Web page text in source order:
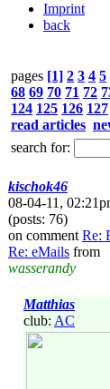
Imprint
back
pages [1] 2 3 4 5
68 69 70 71 72
124 125 126 127
read articles
search for:
kischok46
08-04-11,
(posts: 76)
on comment Re:
Re: eMails from
wasserandy
Matthias
club: AC